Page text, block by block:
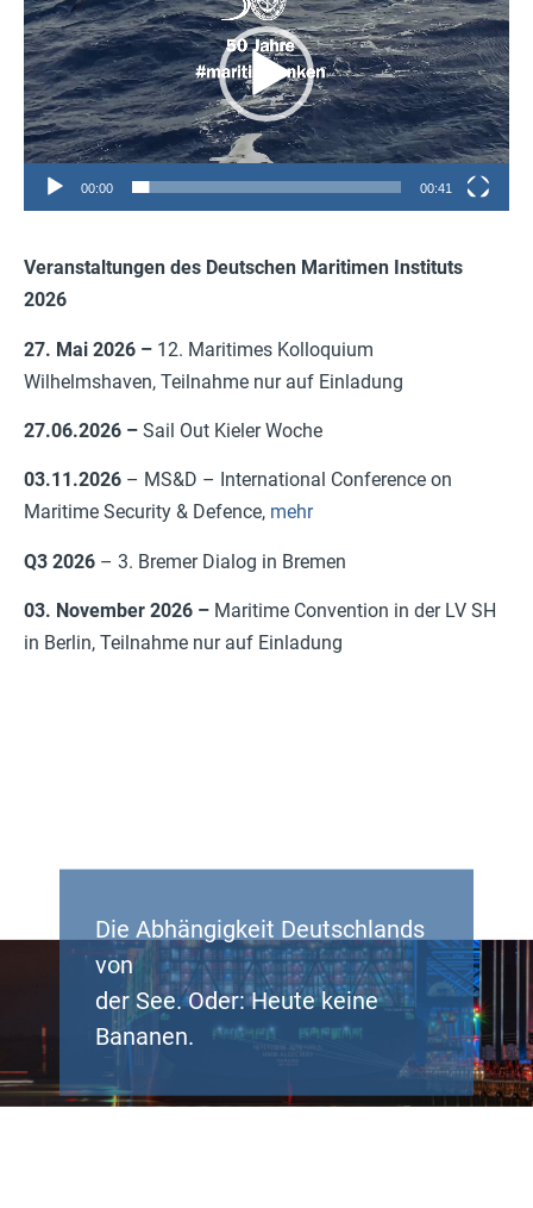
00:00 00:41
Veranstaltungen des Deutschen Maritimen Instituts
2026
27. Mai 2026 – 12. Maritimes Kolloquium
Wilhelmshaven, Teilnahme nur auf Einladung
27.06.2026 – Sail Out Kieler Woche
03.11.2026 – MS&D – International Conference on
Maritime Security & Defence, mehr
Q3 2026 – 3. Bremer Dialog in Bremen
03. November 2026 – Maritime Convention in der LV SH
in Berlin, Teilnahme nur auf Einladung
Die Abhängigkeit Deutschlands
von
der See. Oder: Heute keine
Bananen.